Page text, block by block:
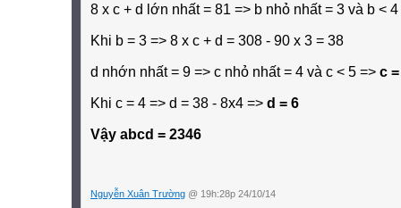
8 x c + d lớn nhất = 81 => b nhỏ nhất = 3 và b <
Khi b = 3 => 8 x c + d = 308 - 90 x 3 = 38
d nhớn nhất = 9 => c nhỏ nhất = 4 và c < 5 => c
Khi c = 4 => d = 38 - 8x4 => d = 6
Vậy abcd = 2346
Nguyễn Xuân Trường @ 19h:28p 24/10/14